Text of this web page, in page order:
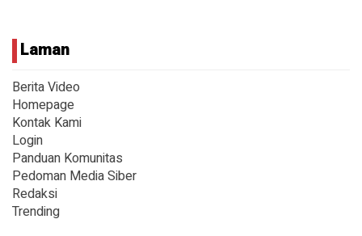
Laman
Berita Video
Homepage
Kontak Kami
Login
Panduan Komunitas
Pedoman Media Siber
Redaksi
Trending